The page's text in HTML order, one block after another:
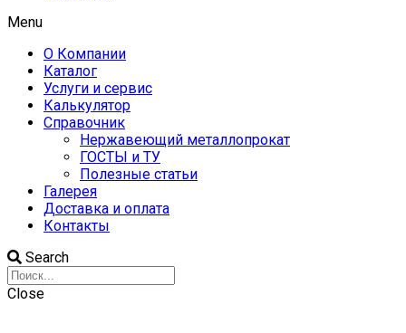
Menu
О Компании
Каталог
Услуги и сервис
Калькулятор
Справочник
Нержавеющий металлопрокат
ГОСТЫ и ТУ
Полезные статьи
Галерея
Доставка и оплата
Контакты
Search
Close